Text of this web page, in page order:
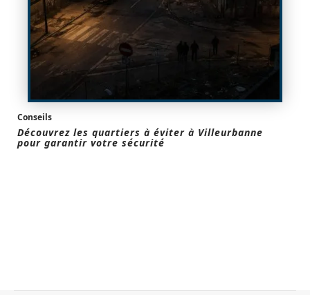
Conseils
Découvrez les quartiers à éviter à Villeurbanne
pour garantir votre sécurité